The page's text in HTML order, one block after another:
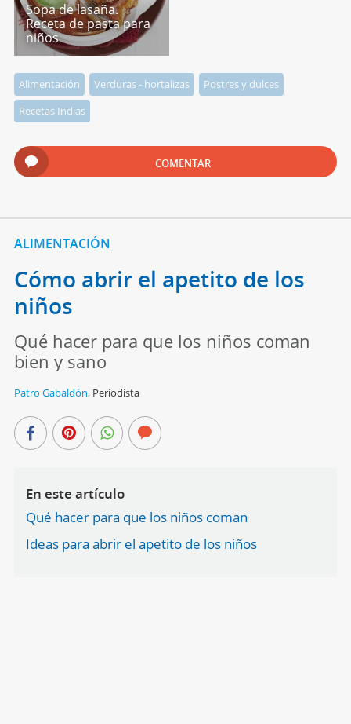
Sopa de lasaña.
Receta de pasta para
niños
Alimentación Verduras - hortalizas
Postres y dulces
Recetas Indias
COMENTAR
ALIMENTACIÓN
Cómo abrir el apetito de los
niños
Qué hacer para que los niños coman
bien y sano
Patro Gabaldón, Periodista
En este artículo
Qué hacer para que los niños coman
Ideas para abrir el apetito de los niños